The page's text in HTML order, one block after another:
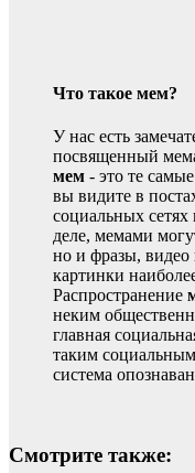
Что такое мем?
У нас есть
посвященный
мем - это те
вы видите в
социальных
деле, мемами
но и фразы,
картинки
Распространение
неким
главная
таким социальным
система
Смотрите также: